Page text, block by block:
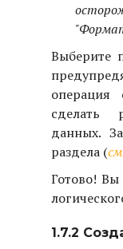
Выберите
сделать
данных.
раздела (
Готово! Вы
1.7.2